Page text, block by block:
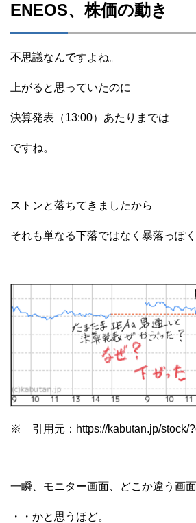
ENEOS、株価の動き
不思議なんですよね。
上がると思っていたのに
決算発表（13:00）あたりまでは
ですね。
ストンと落ちてきましたから
それも単なる下落ではなく暴落っぽく
※ 引用元：https://kabutan.jp/stock/
一瞬、モニター画面、どこか違う画
・・かと思うほど。